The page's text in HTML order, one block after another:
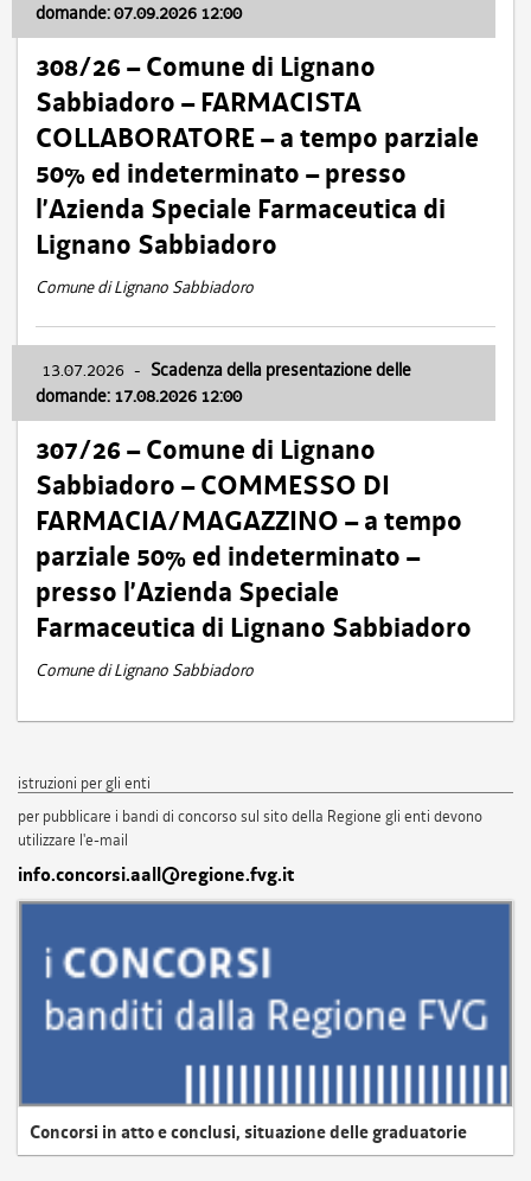
domande: 07.09.2026 12:00
308/26 – Comune di Lignano
Sabbiadoro – FARMACISTA
COLLABORATORE – a tempo parziale
50% ed indeterminato – presso
l’Azienda Speciale Farmaceutica di
Lignano Sabbiadoro
Comune di Lignano Sabbiadoro
13.07.2026 - Scadenza della presentazione delle
domande: 17.08.2026 12:00
307/26 – Comune di Lignano
Sabbiadoro – COMMESSO DI
FARMACIA/MAGAZZINO – a tempo
parziale 50% ed indeterminato –
presso l’Azienda Speciale
Farmaceutica di Lignano Sabbiadoro
Comune di Lignano Sabbiadoro
istruzioni per gli enti
per pubblicare i bandi di concorso sul sito della Regione gli enti devono
utilizzare l'e-mail
info.concorsi.aall@regione.fvg.it
Concorsi in atto e conclusi, situazione delle graduatorie